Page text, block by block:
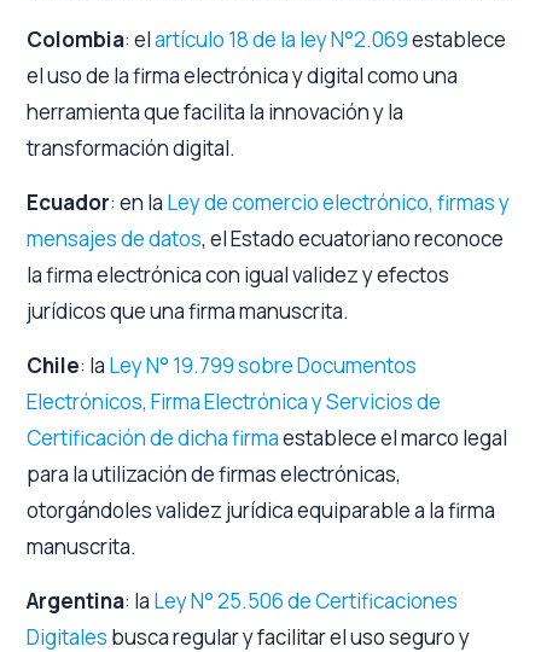
Colombia: elartículo 18 de la ley N°2.069establece
el uso de la firma electrónica y digital como una
herramienta que facilita la innovación y la
transformación digital.
Ecuador: en la Ley de comercio electrónico, firmas y
mensajes de datos, el Estado ecuatoriano reconoce
la firma electrónica con igual validez y efectos
jurídicos que una firma manuscrita.
Chile: la Ley N° 19.799 sobre Documentos
Electrónicos, Firma Electrónica y Servicios de
Certificación de dicha firmaestablece el marco legal
para la utilización de firmas electrónicas,
otorgándoles validez jurídica equiparable a la firma
manuscrita.
Argentina: la Ley N° 25.506 de Certificaciones
Digitales busca regular y facilitar el uso seguro y